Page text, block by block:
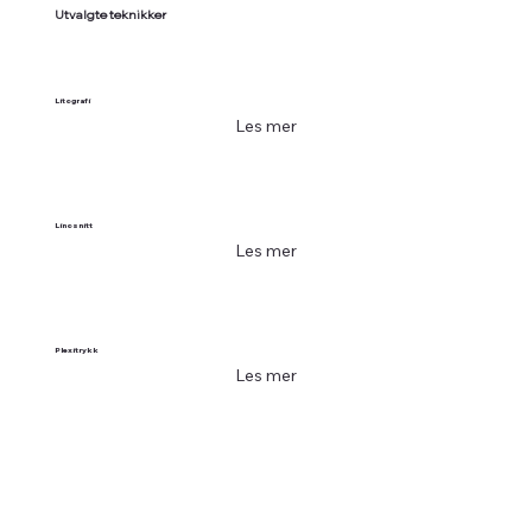
Utvalgte teknikker
Litografi
Les mer
Linosnitt
Les mer
Plexitrykk
Les mer